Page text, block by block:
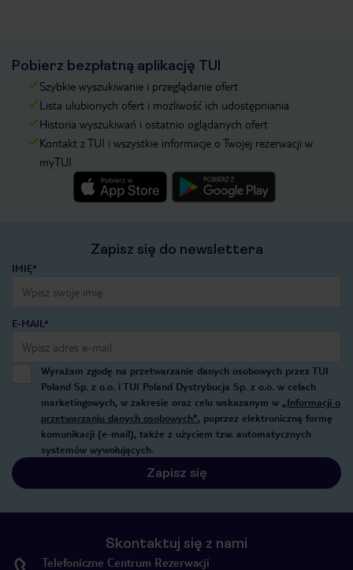
Pobierz bezpłatną aplikację TUI
Szybkie wyszukiwanie i przeglądanie ofert
Lista ulubionych ofert i możliwość ich udostępniania
Historia wyszukiwań i ostatnio oglądanych ofert
Kontakt z TUI i wszystkie informacje o Twojej rezerwacji w
myTUI
Zapisz się do newslettera
IMIĘ*
E-MAIL*
Wyrażam zgodę na przetwarzanie danych osobowych przez TUI
Poland Sp. z o.o. i TUI Poland Dystrybucja Sp. z o.o. w celach
marketingowych, w zakresie oraz celu wskazanym w „Informacji o
przetwarzaniu danych osobowych”, poprzez elektroniczną formę
komunikacji (e-mail), także z użyciem tzw. automatycznych
systemów wywołujących.
Zapisz się
Skontaktuj się z nami
Telefoniczne Centrum Rezerwacji